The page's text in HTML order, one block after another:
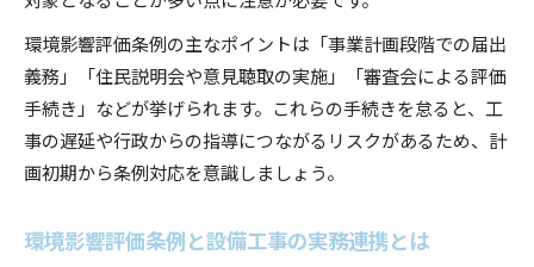
環境影響評価条例の主なポイントは「事業計画段階での届出
義務」「住民説明会や意見聴取の実施」「審査会による評価
手続き」などが挙げられます。これらの手続きを怠ると、工
事の遅延や行政からの指導につながるリスクがあるため、計
画初期から条例対応を意識しましょう。
環境影響評価条例と設備工事の実務連携とは